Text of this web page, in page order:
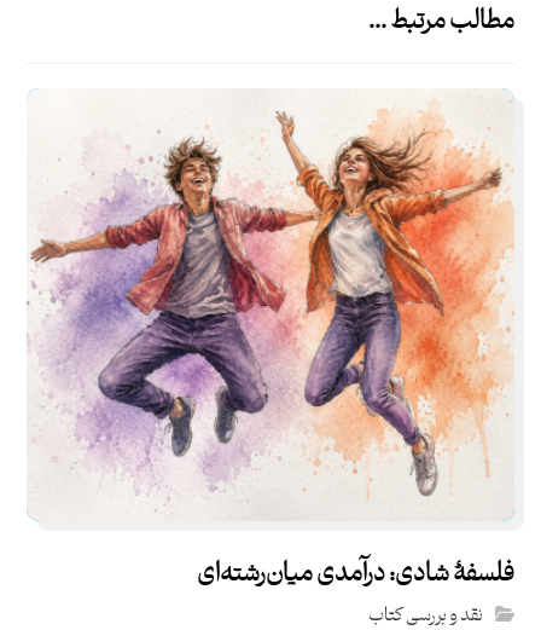
مطالب مرتبط ...
فلسفۀ شادی: درآمدی میان‌رشته‌ای
نقد و بررسی کتاب